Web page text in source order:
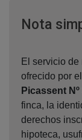
Nota
El servicio
ofrecido por el
Picassent Nº
finca, la
derechos
hipoteca,